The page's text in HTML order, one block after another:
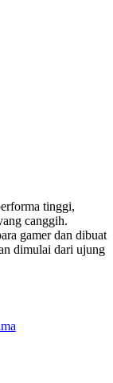
tinggi,
canggih.
gamer dan dibuat
dimulai dari ujung